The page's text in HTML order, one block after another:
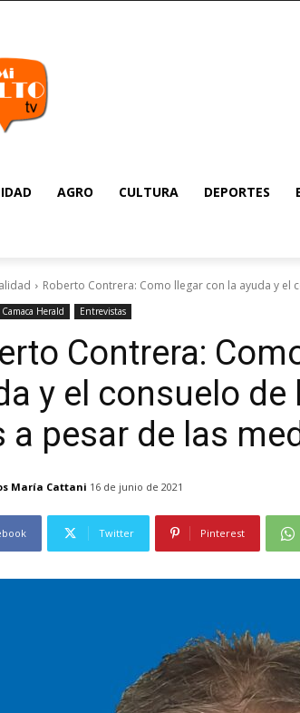
AGRO CULTURA DEPORTES
Roberto Contrera: Como llegar con la ayuda y el
Camaca Herald Entrevistas
Contrera:
y el consuelo de
a pesar de las
María Cattani 16 de junio de 2021
Twitter Pinterest